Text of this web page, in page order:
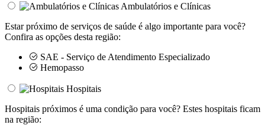
Ambulatórios e Clínicas
Estar próximo de serviços de saúde é algo importante para você?
Confira as opções desta região:
SAE - Serviço de Atendimento Especializado
Hemopasso
Hospitais
Hospitais próximos é uma condição para você? Estes hospitais ficam
na região: